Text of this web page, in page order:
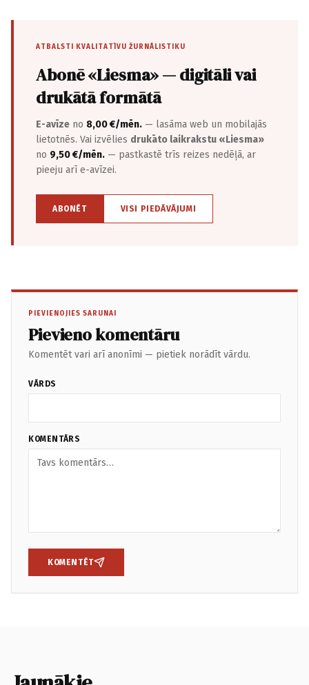
ATBALSTI KVALITATĪVU ŽURNĀLISTIKU
Abonē «Liesma» — digitāli vai
drukātā formātā
E-avīze no 8,00 €/mēn. — lasāma web un mobilajās
lietotnēs. Vai izvēlies drukāto laikrakstu «Liesma»
no 9,50 €/mēn. — pastkastē trīs reizes nedēļā, ar
pieeju arī e-avīzei.
ABONĒT VISI PIEDĀVĀJUMI
PIEVIENOJIES SARUNAI
Pievieno komentāru
Komentēt vari arī anonīmi — pietiek norādīt vārdu.
VĀRDS
KOMENTĀRS
KOMENTĒT